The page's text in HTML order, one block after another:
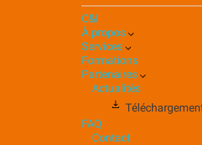
C&I
À propos
Services
Formations
Partenaires
Actualités
FAQ
Contact